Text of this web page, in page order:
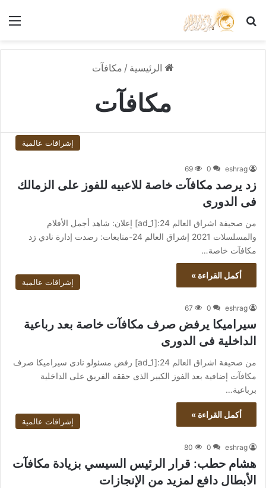
بحث عن
الرئيسية / مكافآت
مكافآت
إشراقات عالمية
eshrag
0
69
زد يرصد مكافآت خاصة للاعبيه للفوز على الزمالك
فى الدورى
من صحيفة اشراق العالم 24:[ad_1] إعلان: شاهد أجمل الأفلام
والمسلسلات 2021 إشراق العالم 24-متابعات: رصدت إدارة نادي زد
مكافآت خاصة…
أكمل القراءة »
إشراقات عالمية
eshrag
0
67
سيراميكا يرفض صرف مكافآت خاصة بعد رباعية
الداخلية فى الدورى
من صحيفة اشراق العالم 24:[ad_1] رفض مسئولو نادى سيراميكا صرف
مكافآت إضافية بعد الفوز الكبير الذى حققه الفريق على الداخلية
برباعية…
أكمل القراءة »
إشراقات عالمية
eshrag
0
80
هشام حطب: قرار الرئيس السيسي بزيادة مكافآت
الأبطال دافع لمزيد من الإنجازات